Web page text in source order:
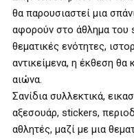
θα παρουσιαστεί μια
αφορούν στο άθλημα του
θεματικές ενότητες,
αντικείμενα, η έκθεση θα
αιώνα.
Σανίδια συλλεκτικά,
αξεσουάρ, stickers,
αθλητές, μαζί με μια